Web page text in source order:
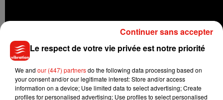
Si cet épisode spécialsera "indépendant" du reste de la série
Le respect de votre vie privée est notre priorité
We and our (447) partnersdo the following data processing based on
your consent and/or our legitimate interest: Store and/or access
information on a device; Use limited data to select advertising; Create
profiles for personalised advertising; Use profiles to select personalised
Continuer sans accepter